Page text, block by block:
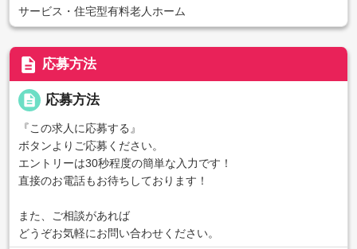
サービス・住宅型有料老人ホーム
description 応募方法
description 応募方法
『この求人に応募する』
ボタンよりご応募ください。
エントリーは30秒程度の簡単な入力です！
直接のお電話もお待ちしております！
また、ご相談があれば
どうぞお気軽にお問い合わせください。